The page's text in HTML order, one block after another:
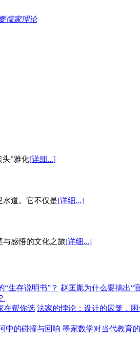
儒家理论
头”雅化[详细...]
水道。它不仅是[详细...]
感悟的文化之旅[详细...]
生存说明书”？ 赵匡胤为什么要搞出“
在帮你选 法家的悖论：设计的囚笼，困
中的碰撞与回响 墨家数学对当代教育